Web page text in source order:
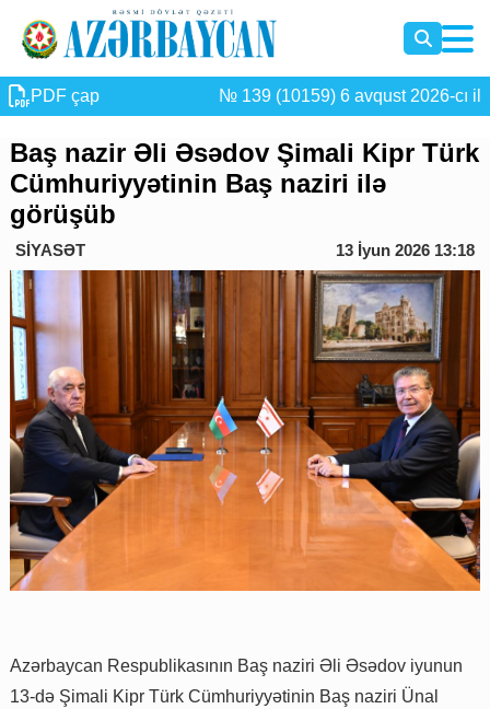
PDF çap № 139 (10159) 6 avqust 2026-cı il
Baş nazir Əli Əsədov Şimali Kipr Türk
Cümhuriyyətinin Baş naziri ilə
görüşüb
SİYASƏT 13 İyun 2026 13:18
Azərbaycan Respublikasının Baş naziri Əli Əsədov iyunun
13-də Şimali Kipr Türk Cümhuriyyətinin Baş naziri Ünal